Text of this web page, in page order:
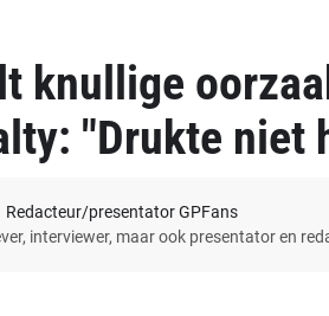
knullige
"Drukte niet
Redacteur/presentator GPFans
interviewer, maar ook presentator en